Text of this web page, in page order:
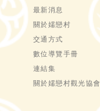
最新消息
關於嬬戀村
交通方式
數位導覽手冊
連結集
關於嬬戀村觀光協會